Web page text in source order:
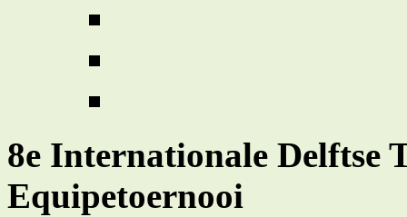
8e Internationale Delftse
Equipetoernooi